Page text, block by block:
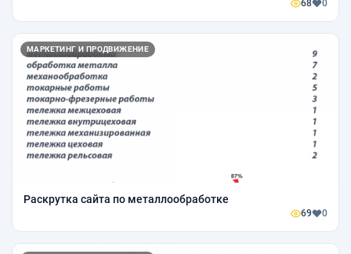
68 0
МАРКЕТИНГ И ПРОДВИЖЕНИЕ
Раскрутка сайта по металлообработке
69 0